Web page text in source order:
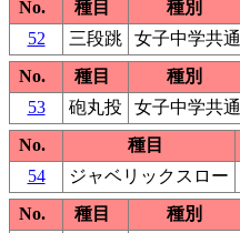
No.
種目 種別
52
三段跳 女子中学共通
No.
種目 種別
53
砲丸投 女子中学共通
No.
種目
54
ジャベリックスロー
No.
種目 種別